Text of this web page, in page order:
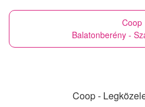
Coop
Balatonberény -
Coop -